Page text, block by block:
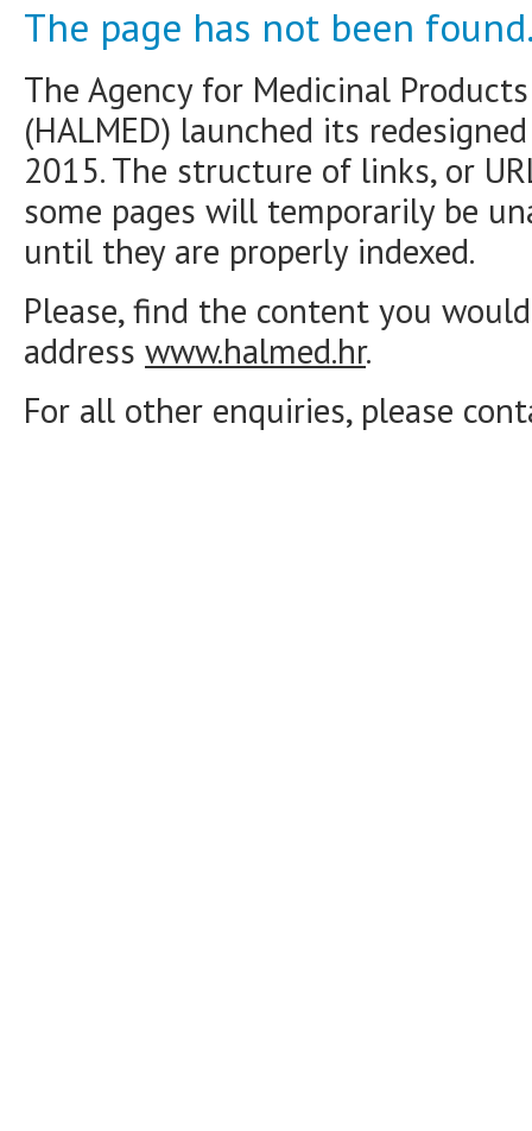
The page has not been
The Agency for Medicinal
(HALMED) launched its
2015. The structure of links, or
some pages will temporarily be
until they are properly indexed.
Please, find the content you
address www.halmed.hr.
For all other enquiries, please